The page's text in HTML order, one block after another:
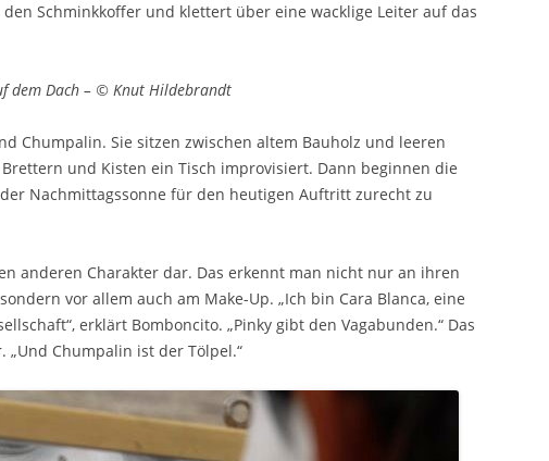
Schminkkoffer und klettert über eine wacklige Leiter auf das
dem Dach – © Knut Hildebrandt
Chumpalin. Sie sitzen zwischen altem Bauholz und leeren
und Kisten ein Tisch improvisiert. Dann beginnen die
Nachmittagssonne für den heutigen Auftritt zurecht zu
anderen Charakter dar. Das erkennt man nicht nur an ihren
vor allem auch am Make-Up. „Ich bin Cara Blanca, eine
erklärt Bomboncito. „Pinky gibt den Vagabunden.“ Das
„Und Chumpalin ist der Tölpel.“